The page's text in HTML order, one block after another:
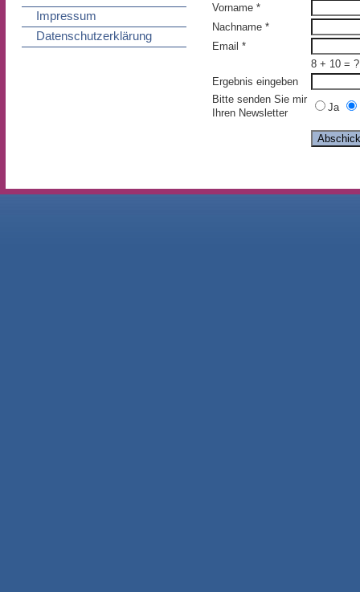
Impressum
Datenschutzerklärung
Vorname *
Nachname *
Email *
8 + 10 = ?
Ergebnis eingeben
Bitte senden Sie mir
Ihren Newsletter
Ja